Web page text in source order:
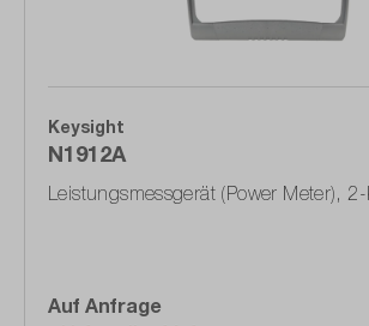
Keysight
N1912A
Leistungsmessgerät (Power Meter),
Auf Anfrage